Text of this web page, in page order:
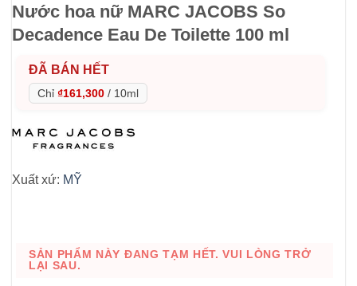
Nước hoa nữ MARC JACOBS So
Decadence Eau De Toilette 100 ml
ĐÃ BÁN HẾT
Chỉ ₫161,300 / 10ml
Xuất xứ: MỸ
SẢN PHẨM NÀY ĐANG TẠM HẾT. VUI LÒNG TRỞ
LẠI SAU.